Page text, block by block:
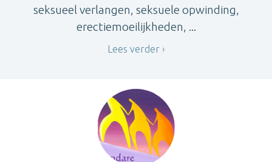
seksueel verlangen, seksuele opwinding,
erectiemoeilijkheden, ...
Lees verder